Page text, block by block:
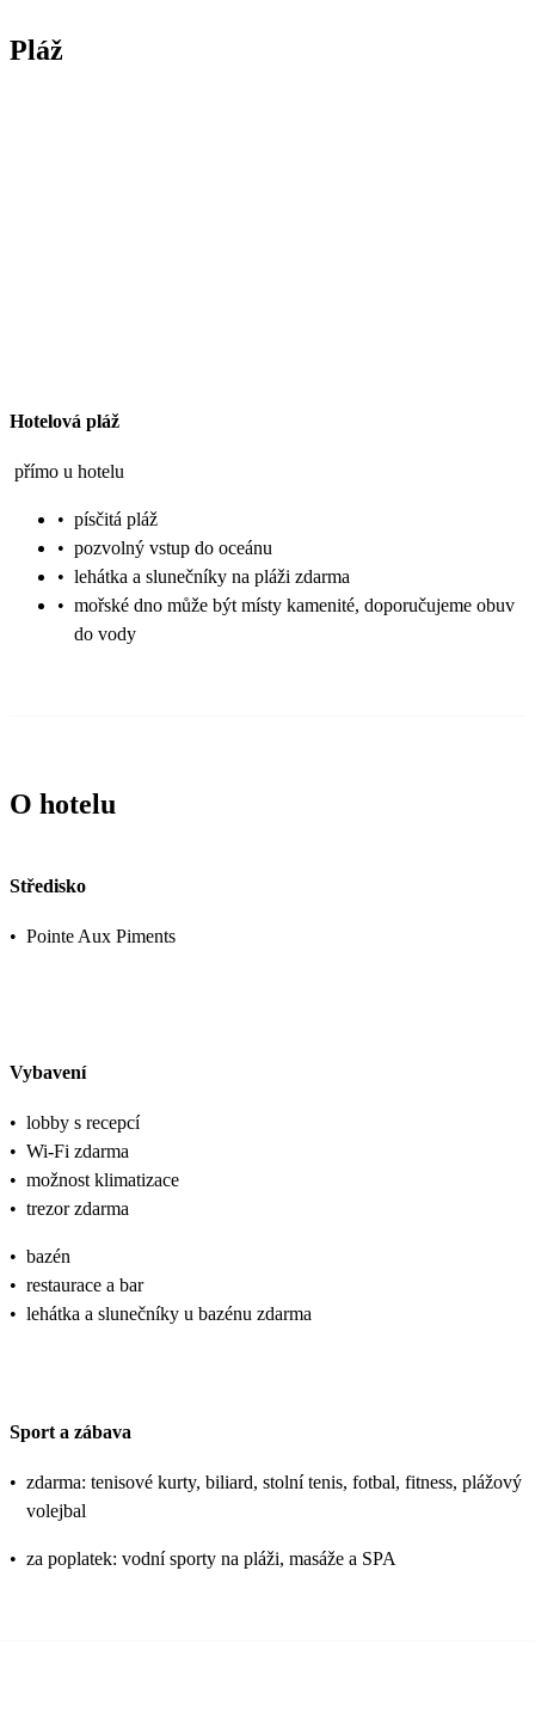
Pláž
Hotelová pláž
přímo u hotelu
• písčitá pláž
• pozvolný vstup do oceánu
• lehátka a slunečníky na pláži zdarma
• mořské dno může být místy kamenité, doporučujeme obuv
do vody
O hotelu
Středisko
• Pointe Aux Piments
Vybavení
• lobby s recepcí
• Wi-Fi zdarma
• možnost klimatizace
• trezor zdarma
• bazén
• restaurace a bar
• lehátka a slunečníky u bazénu zdarma
Sport a zábava
• zdarma: tenisové kurty, biliard, stolní tenis, fotbal, fitness, plážový
volejbal
• za poplatek: vodní sporty na pláži, masáže a SPA